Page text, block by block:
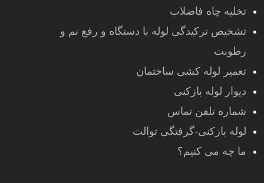
تخلیه چاه فاضلاب
تشخیص ترکیدگی لوله با دستگاه و رفع نم و
رطوبت
تعمیر لوله کشی ساختمان
دیوار لوله بازکنی
شماره تلفن تماس
لوله بازکنی-گرفتگی توالت
ما چه می کنیم؟